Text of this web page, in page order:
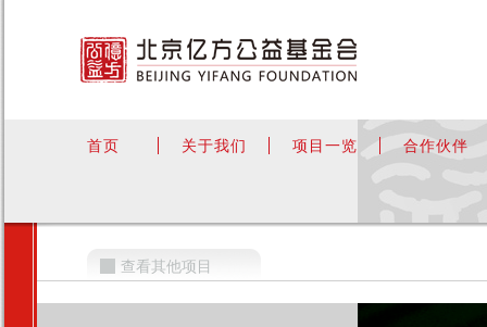
首页 关于我们 项目一览 合作伙伴
查看其他项目